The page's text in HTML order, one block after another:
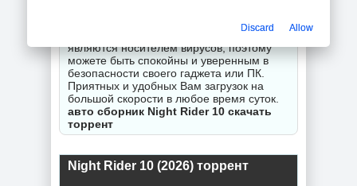
гарантируем исправность Вашего
замечания. Все торрент файлы не
являются носителем вирусов, поэтому
можете быть спокойны и уверенным в
безопасности своего гаджета или ПК.
Приятных и удобных Вам загрузок на
большой скорости в любое время суток.
авто сборник Night Rider 10 скачать
торрент
Night Rider 10 (2026) торрент
Discard Allow